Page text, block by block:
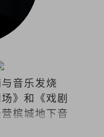
音乐发烧
》和《戏剧
槟城地下音
槟城光明日